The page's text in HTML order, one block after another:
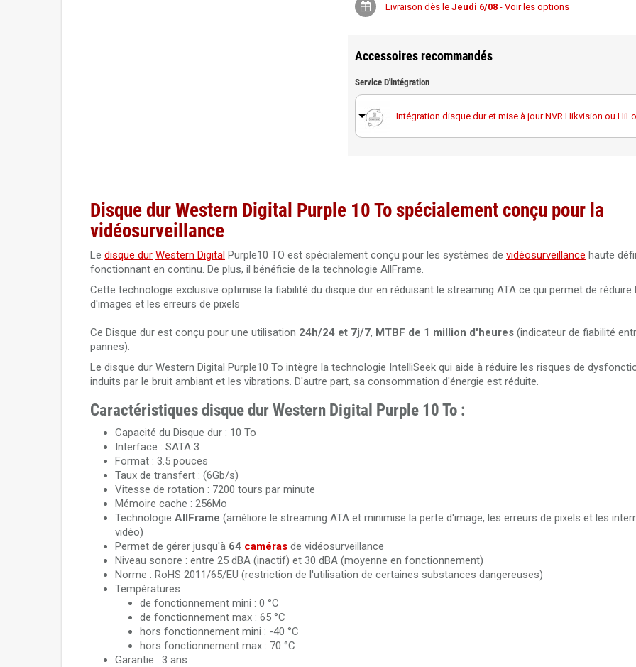
Livraison dès le Jeudi 6/08- Voir les options
Accessoires recommandés
Service D'intégration
Intégration disque dur et mise à jour NVR Hikvision ou
Disque dur Western Digital Purple 10 Tospécialement conçu pour la
vidéosurveillance
Le disque dur Western Digital Purple10 TO est spécialement conçu pour les systèmes de vidéosurveillance haute
fonctionnant en continu. De plus, il bénéficie de la technologie AllFrame.
Cette technologie exclusive optimise la fiabilité du disque dur en réduisant le streaming ATA ce qui permet de réduire
d'images et les erreurs de pixels
Ce Disque dur est conçu pour une utilisation 24h/24 et 7j/7, MTBF de 1 million d'heures (indicateur de fiabilité
pannes).
Le disque dur Western Digital Purple10 To intègre la technologie IntelliSeek qui aide à réduire les risques de
induits par le bruit ambiant et les vibrations. D'autre part, sa consommation d'énergie est réduite.
Caractéristiques disque dur Western Digital Purple 10 To :
Capacité du Disque dur : 10 To
Interface : SATA 3
Format : 3.5 pouces
Taux de transfert : (6Gb/s)
Vitesse de rotation : 7200 tours par minute
Mémoire cache : 256Mo
Technologie AllFrame (améliore le streaming ATA et minimise la perte d'image, les erreurs de pixels et les
vidéo)
Permet de gérer jusqu'à 64 caméras de vidéosurveillance
Niveau sonore : entre 25 dBA (inactif) et 30 dBA (moyenne en fonctionnement)
Norme : RoHS 2011/65/EU (restriction de l'utilisation de certaines substances dangereuses)
Températures
de fonctionnement mini : 0 °C
de fonctionnement max : 65 °C
hors fonctionnement mini : -40 °C
hors fonctionnement max : 70 °C
Garantie : 3 ans